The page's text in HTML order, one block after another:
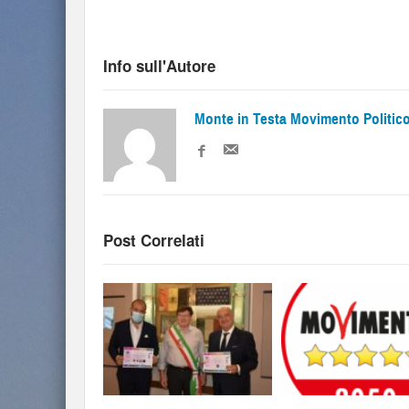
Info sull'Autore
Monte in Testa Movimento
Post Correlati